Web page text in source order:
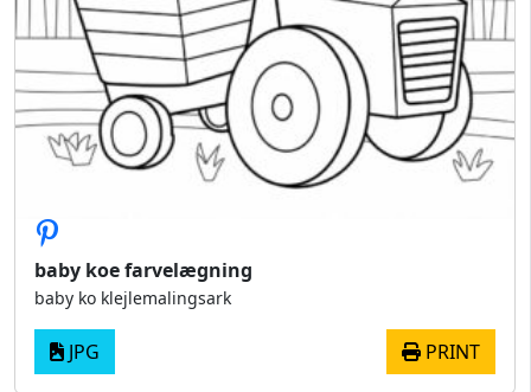
baby koe farvelægning
baby ko klejlemalingsark
JPG PRINT